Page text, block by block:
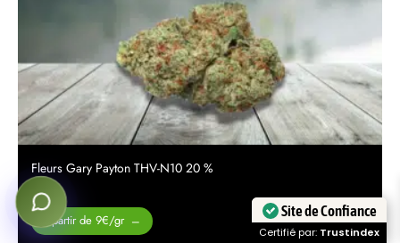
Fleurs Gary Payton THV-N10 20 %
A partir de 9€/gr –
Plage de
prix :
Site de Confiance
Certifié par: Trustindex